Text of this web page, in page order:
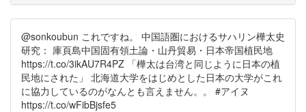
@sonkoubun これですね。 中国語圏におけるサハリン樺太史
研究： 庫頁島中国固有領土論・山丹貿易・日本帝国植民地
https://t.co/3ikAU7R4PZ 「樺太は台湾と同じように日本の植
民地にされた」 北海道大学をはじめとした日本の大学がこれ
に協力しているのがなんとも言えません。。 #アイヌ
https://t.co/wFibBjsfe5